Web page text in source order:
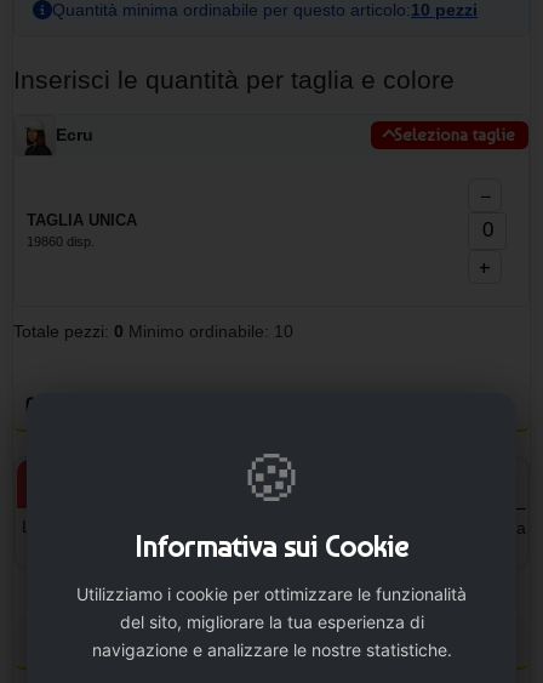
Quantità minima ordinabile per questo articolo:10 pezzi
Inserisci le quantità per taglia e colore
Ecru Seleziona taglie
TAGLIA UNICA
19860 disp.
−
+
Totale pezzi: 0 Minimo ordinabile: 10
Personalizza il prodotto e vedi il tuo preventivo
L'articolo verrà personalizzato
con la stampa.
L'articolo sarà senza la stampa
Configura la stampa
🍪
Informativa sui Cookie
Utilizziamo i cookie per ottimizzare le funzionalità
del sito, migliorare la tua esperienza di
navigazione e analizzare le nostre statistiche.